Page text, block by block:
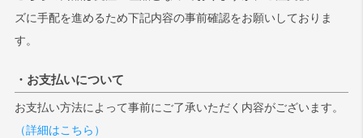
ズに手配を進めるため下記内容の事前確認をお願いしておりま
す。
・お支払いについて
お支払い方法によって事前にご了承いただく内容がございます。
（詳細はこちら）